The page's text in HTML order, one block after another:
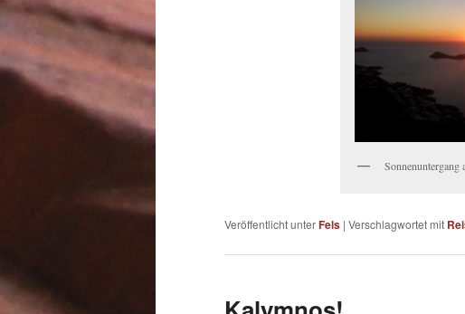
Sonnenuntergang
Veröffentlicht unterFels | Verschlagwortet mit